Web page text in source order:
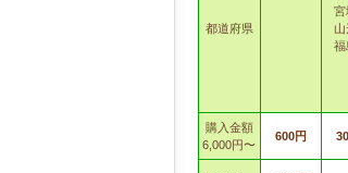
都道府県
宮
福
購入金額
6,000円〜
600円